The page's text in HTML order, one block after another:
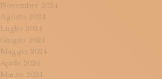
Novembre 2024
Agosto 2024
Luglio 2024
Giugno 2024
Maggio 2024
Aprile 2024
Marzo 2024